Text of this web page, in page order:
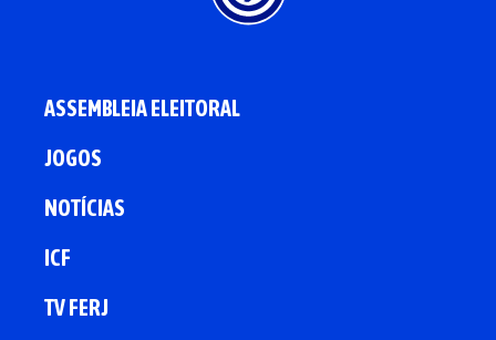
ASSEMBLEIA ELEITORAL
JOGOS
NOTÍCIAS
ICF
TV FERJ